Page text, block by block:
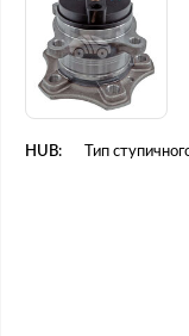
HUB: Тип